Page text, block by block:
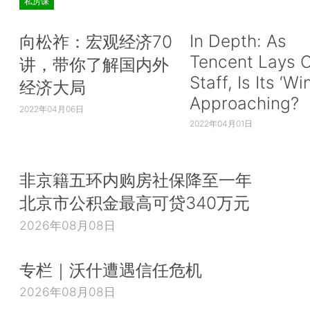
向松祚：宏观经济70
讲，带你了解国内外
经济大局
2022年04月06日
In Depth: As
Tencent Lays
Staff, Is Its
Approaching?
2022年04月01日
非京籍五环内购房社保降至一年
北京市公积金最高可贷340万元
2026年08月08日
专栏｜沃什遭遇信任危机
2026年08月08日